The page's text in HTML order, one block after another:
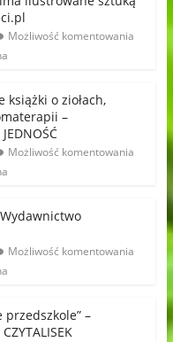
Możliwość komentowania
książki o ziołach,
–
Możliwość komentowania
Możliwość komentowania
przedszkole” –